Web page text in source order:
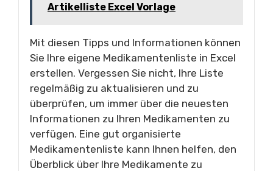
Artikelliste Excel Vorlage
Mit diesen Tipps und Informationen können
Sie Ihre eigene Medikamentenliste in Excel
erstellen. Vergessen Sie nicht, Ihre Liste
regelmäßig zu aktualisieren und zu
überprüfen, um immer über die neuesten
Informationen zu Ihren Medikamenten zu
verfügen. Eine gut organisierte
Medikamentenliste kann Ihnen helfen, den
Überblick über Ihre Medikamente zu